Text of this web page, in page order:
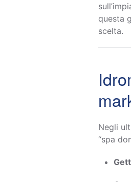
questa
scelta.
Negli
“spa